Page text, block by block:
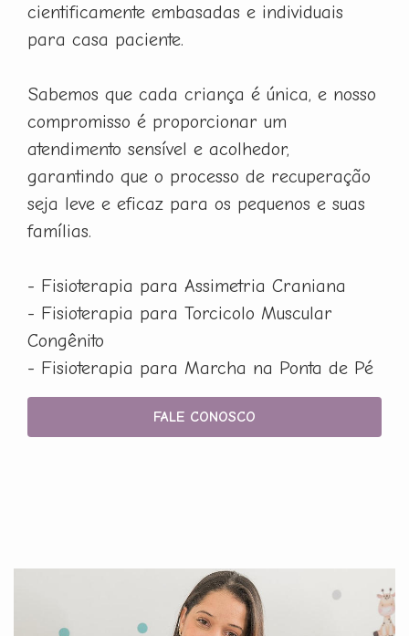
cientificamente embasadas e individuais
para casa paciente.
Sabemos que cada criança é única, e nosso
compromisso é proporcionar um
atendimento sensível e acolhedor,
garantindo que o processo de recuperação
seja leve e eficaz para os pequenos e suas
famílias.
- Fisioterapia para Assimetria Craniana
- Fisioterapia para Torcicolo Muscular
Congênito
- Fisioterapia para Marcha na Ponta de Pé
FALE CONOSCO